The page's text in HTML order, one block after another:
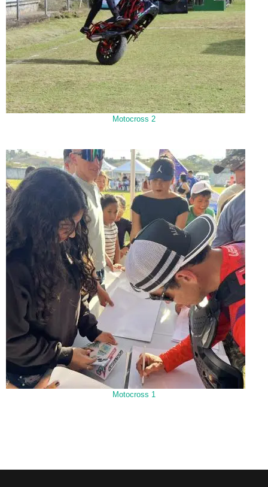
Motocross 2
Motocross 1